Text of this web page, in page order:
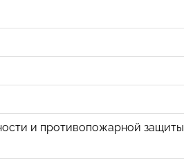
и противопожарной защиты